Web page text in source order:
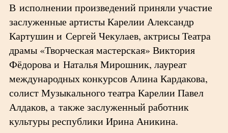
В исполнении произведений приняли участие
заслуженные артисты Карелии Александр
Картушин и Сергей Чекулаев, актрисы Театра
драмы «Творческая мастерская» Виктория
Фёдорова и Наталья Мирошник, лауреат
международных конкурсов Алина Кардакова,
солист Музыкального театра Карелии Павел
Алдаков, а также заслуженный работник
культуры республики Ирина Аникина.